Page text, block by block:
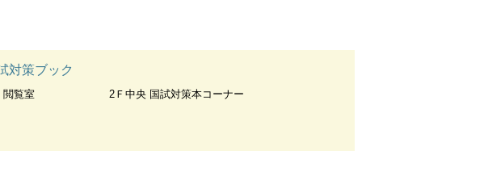
対策ブック
閲覧室 2Ｆ中央 国試対策本コーナー